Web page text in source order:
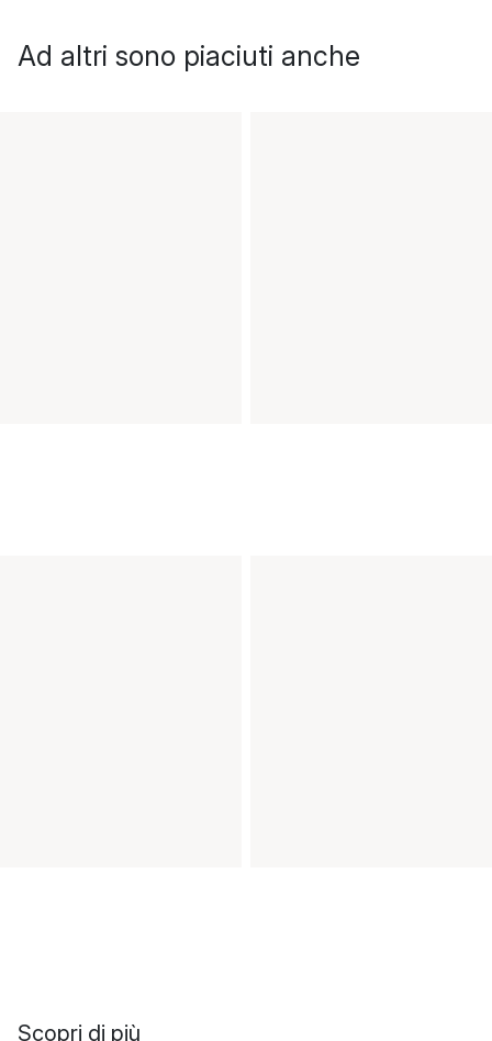
Ad altri sono piaciuti anche
Scopri di più